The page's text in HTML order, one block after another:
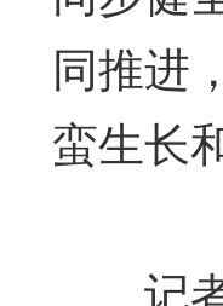
同推进
蛮生长
记者